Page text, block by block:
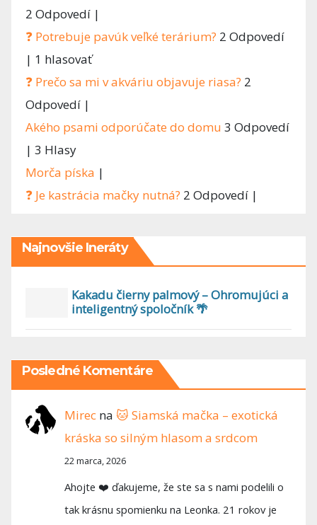
2 Odpovedí |
❓ Potrebuje pavúk veľké terárium? 2 Odpovedí
| 1 hlasovať
❓ Prečo sa mi v akváriu objavuje riasa? 2
Odpovedí |
Akého psami odporúčate do domu 3 Odpovedí
| 3 Hlasy
Morča píska |
❓ Je kastrácia mačky nutná? 2 Odpovedí |
Najnovšie Ineráty
Kakadu čierny palmový – Ohromujúci a
inteligentný spoločník 🌴
Posledné Komentáre
Mirec na🐱 Siamská mačka – exotická
kráska so silným hlasom a srdcom
22 marca, 2026
Ahojte ❤️ ďakujeme, že ste sa s nami podelili o
tak krásnu spomienku na Leonka. 21 rokov je